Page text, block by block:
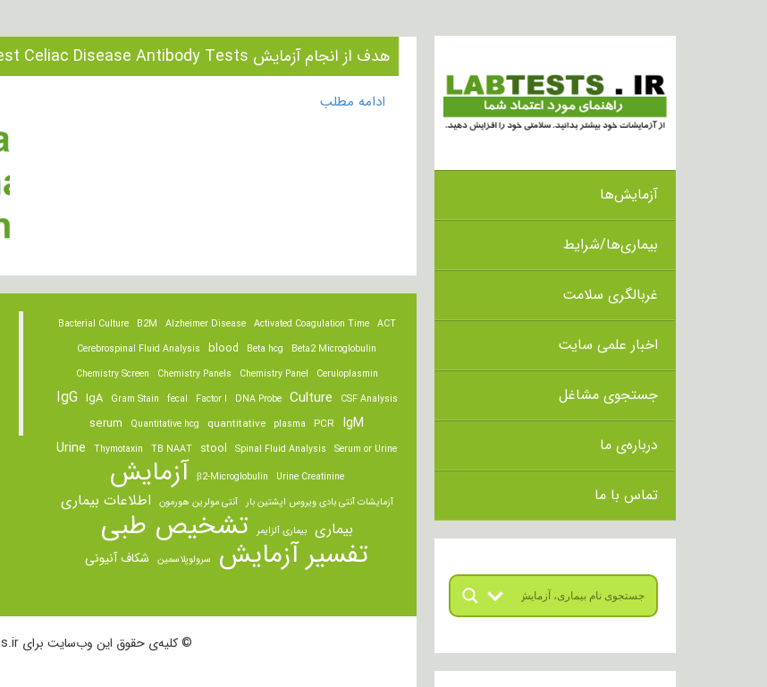
آزمایش‌ها
بیماری‌ها/شرایط
غربالگری سلامت
اخبار علمی سایت
جستجوی مشاغل
درباره‌ی ما
تماس با ما
هدف از انجام آزمایش Test Celiac Disease Antibody Tests چیست؟
ادامه مطلب
ACT
Activated Coagulation Time
Alzheimer Disease
B2M
Bacterial Culture
Beta2 Microglobulin
Beta hcg
blood
Cerebrospinal Fluid Analysis
Ceruloplasmin
Chemistry Panel
Chemistry Panels
Chemistry Screen
CSF Analysis
Culture
DNA Probe
Factor I
fecal
Gram Stain
IgA
IgG
IgM
PCR
plasma
quantitative
Quantitative hcg
serum
Serum or Urine
Spinal Fluid Analysis
stool
TB NAAT
Thymotaxin
Urine
Urine Creatinine
β2-Microglobulin آزمایش
آزمایشات آنتی بادی ویروس اپشتین بار آنتی مولرین هورمون اطلاعات بیماری
بیماری بیماری آلزایمر تشخیص طبی
تفسیر آزمایش سرولوپلاسمین شکاف آنیونی
© کلیه‌ی حقوق این وب‌سایت برای LabTests.ir محفوظ است.